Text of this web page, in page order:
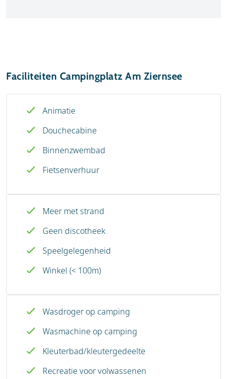
Faciliteiten Campingplatz Am Ziernsee
Animatie
Douchecabine
Binnenzwembad
Fietsenverhuur
Meer met strand
Geen discotheek
Speelgelegenheid
Winkel (< 100m)
Wasdroger op camping
Wasmachine op camping
Kleuterbad/kleutergedeelte
Recreatie voor volwassenen